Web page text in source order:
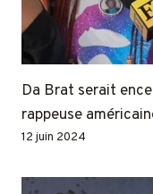
Da Brat serait
rappeuse
12 juin 2024